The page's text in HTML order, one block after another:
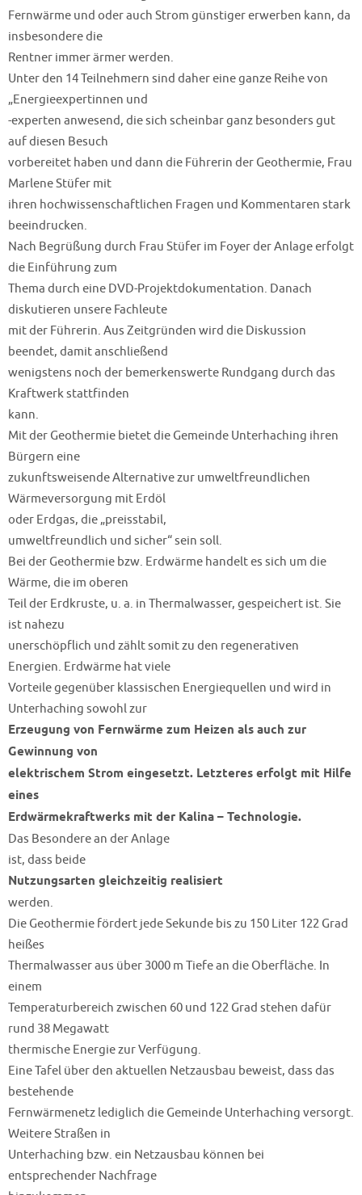
Fernwärme und oder auch Strom günstiger erwerben kann, da
insbesondere die
Rentner immer ärmer werden.
Unter den 14 Teilnehmern sind daher eine ganze Reihe von
„Energieexpertinnen und
-experten anwesend, die sich scheinbar ganz besonders gut
auf diesen Besuch
vorbereitet haben und dann die Führerin der Geothermie, Frau
Marlene Stüfer mit
ihren hochwissenschaftlichen Fragen und Kommentaren stark
beeindrucken.
Nach Begrüßung durch Frau Stüfer im Foyer der Anlage erfolgt
die Einführung zum
Thema durch eine DVD-Projektdokumentation. Danach
diskutieren unsere Fachleute
mit der Führerin. Aus Zeitgründen wird die Diskussion
beendet, damit anschließend
wenigstens noch der bemerkenswerte Rundgang durch das
Kraftwerk stattfinden
kann.
Mit der Geothermie bietet die Gemeinde Unterhaching ihren
Bürgern eine
zukunftsweisende Alternative zur umweltfreundlichen
Wärmeversorgung mit Erdöl
oder Erdgas, die „preisstabil,
umweltfreundlich und sicher“ sein soll.
Bei der Geothermie bzw. Erdwärme handelt es sich um die
Wärme, die im oberen
Teil der Erdkruste, u. a. in Thermalwasser, gespeichert ist. Sie
ist nahezu
unerschöpflich und zählt somit zu den regenerativen
Energien. Erdwärme hat viele
Vorteile gegenüber klassischen Energiequellen und wird in
Unterhaching sowohl zur
Erzeugung von Fernwärme zum Heizen als auch zur
Gewinnung von
elektrischem Strom eingesetzt. Letzteres erfolgt mit Hilfe
eines
Erdwärmekraftwerks mit der Kalina – Technologie.
Das Besondere an der Anlage
ist, dass beide
Nutzungsarten gleichzeitig realisiert
werden.
Die Geothermie fördert jede Sekunde bis zu 150 Liter 122 Grad
heißes
Thermalwasser aus über 3000 m Tiefe an die Oberfläche. In
einem
Temperaturbereich zwischen 60 und 122 Grad stehen dafür
rund 38 Megawatt
thermische Energie zur Verfügung.
Eine Tafel über den aktuellen Netzausbau beweist, dass das
bestehende
Fernwärmenetz lediglich die Gemeinde Unterhaching versorgt.
Weitere Straßen in
Unterhaching bzw. ein Netzausbau können bei
entsprechender Nachfrage